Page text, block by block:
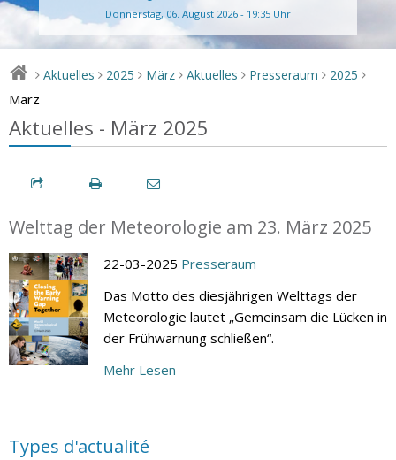
Donnerstag, 06. August 2026 - 19:35 Uhr
> Aktuelles > 2025 > März > Aktuelles > Presseraum > 2025 >
März
Aktuelles - März 2025
Welttag der Meteorologie am 23. März 2025
22-03-2025 Presseraum
Das Motto des diesjährigen Welttags der
Meteorologie lautet „Gemeinsam die Lücken in
der Frühwarnung schließen“.
Mehr Lesen
Types d'actualité